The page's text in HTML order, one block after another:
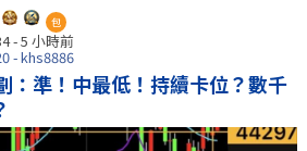
包
-5 小時前
- khs8886
：準！中最低！持續卡位？數千